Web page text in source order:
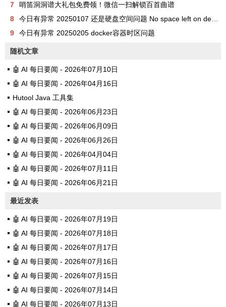
7
哨笛洞洞谱大礼包免费领！微信一扫解锁百首曲谱
8
今日有异常 20250107 还是硬盘空间问题 No space left on device
9
今日有异常 20250205 docker容器时区问题
随机文章
🤖 AI 每日要闻 - 2026年07月10日
🤖 AI 每日要闻 - 2026年04月16日
Hutool Java 工具集
🤖 AI 每日要闻 - 2026年06月23日
🤖 AI 每日要闻 - 2026年06月09日
🤖 AI 每日要闻 - 2026年06月26日
🤖 AI 每日要闻 - 2026年04月04日
🤖 AI 每日要闻 - 2026年07月11日
🤖 AI 每日要闻 - 2026年06月21日
最近发表
🤖 AI 每日要闻 - 2026年07月19日
🤖 AI 每日要闻 - 2026年07月18日
🤖 AI 每日要闻 - 2026年07月17日
🤖 AI 每日要闻 - 2026年07月16日
🤖 AI 每日要闻 - 2026年07月15日
🤖 AI 每日要闻 - 2026年07月14日
🤖 AI 每日要闻 - 2026年07月13日